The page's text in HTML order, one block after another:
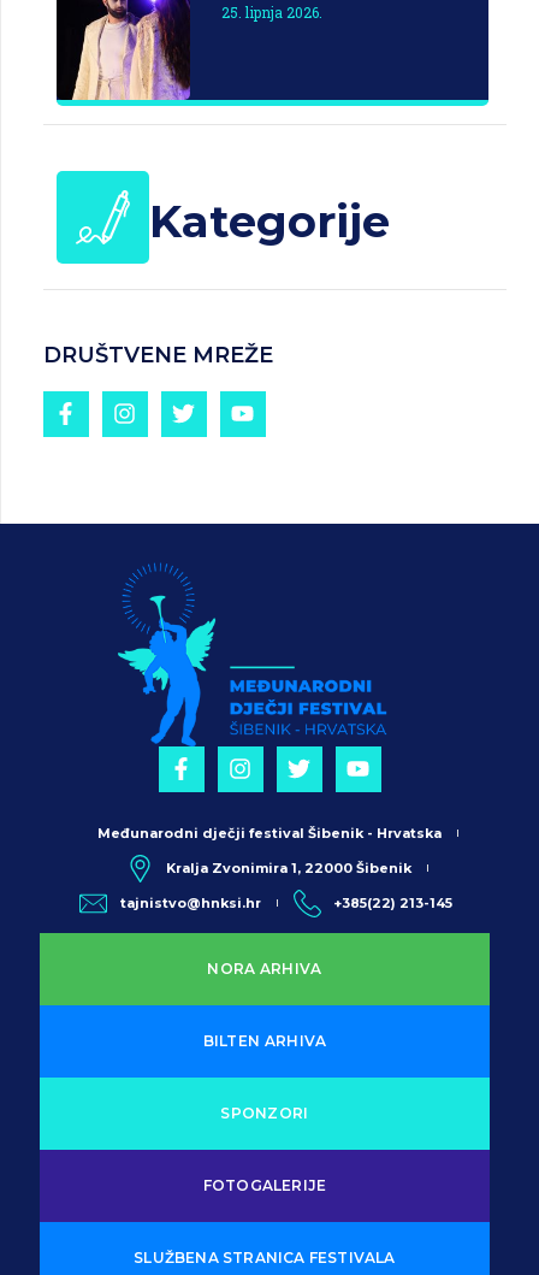
25. lipnja 2026.
Kategorije
DRUŠTVENE MREŽE
NORA ARHIVA
BILTEN ARHIVA
SPONZORI
FOTOGALERIJE
SLUŽBENA STRANICA FESTIVALA
Međunarodni dječji festival Šibenik - Hrvatska
Kralja Zvonimira 1, 22000 Šibenik
tajnistvo@hnksi.hr +385(22) 213-145